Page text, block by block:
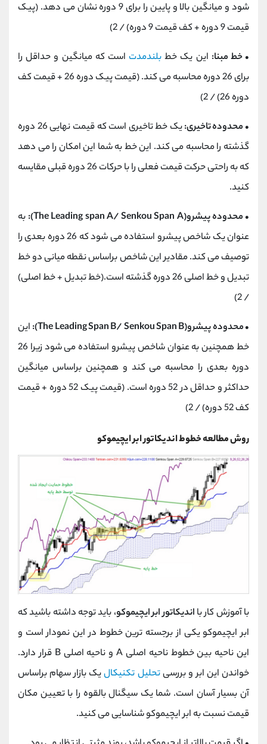
شود و میانگین بالا و پایین را برای 9 دوره نشان می دهد. (پیک
قیمت 9 دوره + کف قیمت 9 دوره) / 2)
• خط مبنا: این یک خط بلندمدت است که میانگین و حداقل را
برای 26 دوره محاسبه می کند. (قیمت پیک دوره 26 + قیمت کف
دوره 26) / 2)
• محدوده تاخیری:
یک خط تاخیری است که قیمت نهایی 26 دوره
گذشته را محاسبه می کند. این خط به شما این امکان را می دهد
که به راحتی حرکت قیمت فعلی را با حرکات 26 دوره قبلی مقایسه
کنید.
•محدوده پیشرو(The Leading span A/ Senkou Span A):
به
عنوان یک شاخص پیشرو استفاده می شود که 26 دوره بعدی را
توصیف می کند. مقادیر این شاخص براساس نقطه میانی دو خط
تبدیل و خط اصلی 26 دوره گذشته است.(خط تبدیل + خط اصلی)
/ 2)
• محدوده پیشرو(The Leading Span B/ Senkou Span B):
این
خط همچنین به عنوان شاخص پیشرو استفاده می شود زیرا 26
دوره بعدی را محاسبه می کند و همچنین براساس میانگین
حداکثر و حداقل در 52 دوره است. (قیمت پیک 52 دوره + قیمت
کف 52 دوره) / 2)
روش مطالعه خطوط اندیکاتور ابر ایچیموکو
با آموزش کار با اندیکاتور ابر ایچیموکو، باید توجه داشته باشید که
ابر ایچیموکو یکی از برجسته ترین خطوط در این نمودار است و
این ناحیه بین خطوط ناحیه اصلی A و ناحیه اصلی B قرار دارد.
خواندن این ابر و بررسیتحلیل تکنیکالیک بازار سهام براساس
آن بسیار آسان است. شما یک سیگنال بالقوه را با تعیین مکان
قیمت نسبت به ابر ایچیموکو شناسایی می کنید.